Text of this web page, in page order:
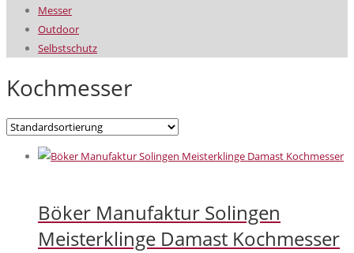
Messer
Outdoor
Selbstschutz
Kochmesser
Böker Manufaktur Solingen
Meisterklinge Damast Kochmesser